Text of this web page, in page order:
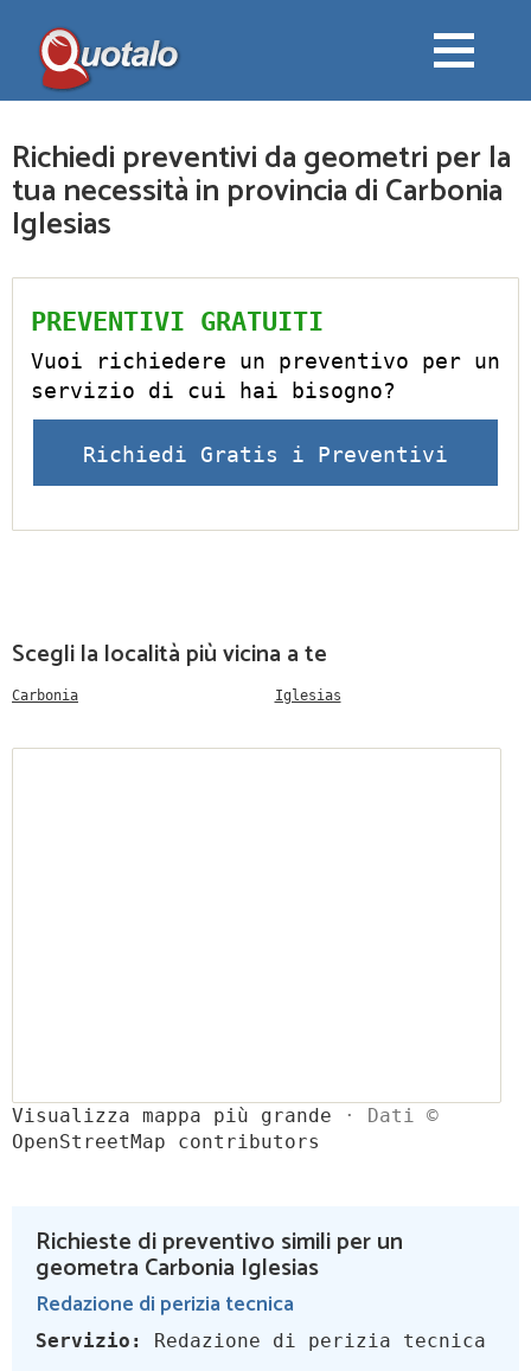
Richiedi preventivi da geometri per la
tua necessità in provincia di Carbonia
Iglesias
PREVENTIVI GRATUITI
Vuoi richiedere un preventivo per un
servizio di cui hai bisogno?
Richiedi Gratis i Preventivi
Scegli la località più vicina a te
Carbonia Iglesias
Visualizza mappa più grande · Dati ©
OpenStreetMap contributors
Richieste di preventivo simili per un
geometra Carbonia Iglesias
Redazione di perizia tecnica
Servizio: Redazione di perizia tecnica